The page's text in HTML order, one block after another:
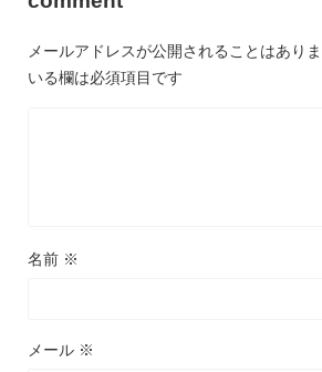
メールアドレスが公開されることはありま
いる欄は必須項目です
名前 ※
メール ※